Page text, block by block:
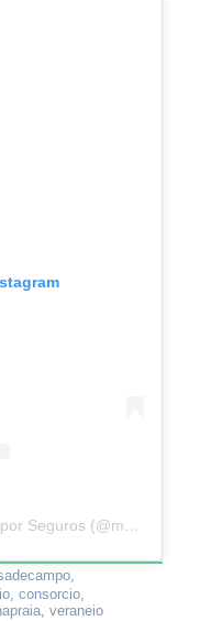
Uma publicação compartilhada por Seguros (@majesegseguros)
,consorcio,
,veraneio